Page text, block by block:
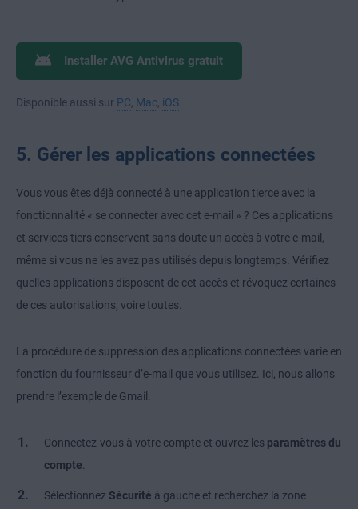
Installer AVG Antivirus gratuit
Disponible aussi sur PC Mac iOS
5. Gérer les applications connectées
Vous vous êtes déjà connecté à une application tierce avec la
fonctionnalité « se connecter avec cet e-mail » ? Ces applications
et services tiers conservent sans doute un accès à votre e-mail,
même si vous ne les avez pas utilisés depuis longtemps. Vérifiez
quelles applications disposent de cet accès et révoquez certaines
de ces autorisations, voire toutes.
La procédure de suppression des applications connectées varie en
fonction du fournisseur d’e-mail que vous utilisez. Ici, nous allons
prendre l’exemple de Gmail.
Connectez-vous à votre compte et ouvrez les paramètres du
compte
Sélectionnez Sécurité à gauche et recherchez la zone